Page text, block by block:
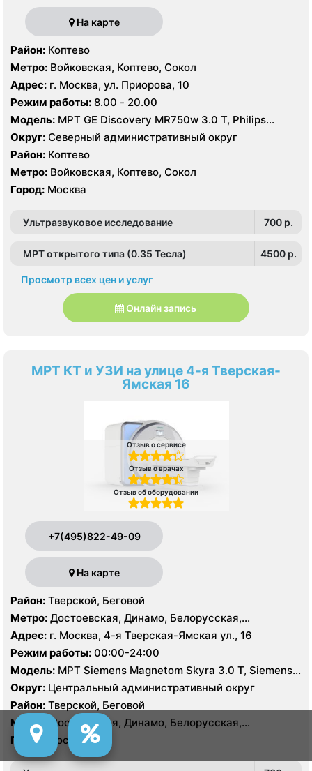
На карте
Район: Коптево
Метро: Войковская, Коптево, Сокол
Адрес: г. Москва, ул. Приорова, 10
Режим работы: 8.00 - 20.00
Модель: МРТ GE Discovery MR750w 3.0 T, Philips
Ingenia 1.5 Т, GE Signa Ovation HDx 0.35T, КТ Philips
Ingenuity Elite 128 срезов, GE LightSpeed 64 среза,
Siemens SOMATOM Emotion 16 срезов
Округ: Северный административный округ
Район: Коптево
Метро: Войковская, Коптево, Сокол
Город: Москва
Ультразвуковое исследование 700 p.
МРТ открытого типа (0.35 Тесла) 4500 p.
Просмотр всех цен и услуг
Онлайн запись
МРТ КТ и УЗИ на улице 4-я Тверская-
Ямская 16
Отзыв о сервисе
Отзыв о врачах
Отзыв об оборудовании
+7(495)822-49-09
На карте
Район: Тверской, Беговой
Метро: Достоевская, Динамо, Белорусская,
Маяковская, Менделеевская, Новослободская,
Пушкинская, Савеловская, Тверская, Трубная,
Чеховская
Адрес: г. Москва, 4-я Тверская-Ямская ул., 16
Режим работы: 00:00-24:00
Модель: МРТ Siemens Magnetom Skyra 3.0 Т, Siemens
Magnetom Aera 1.5 Т, GE Brivo MR 355 1.5 Т, КТ GE
Revolution CT ES 256 срезов, Siemens Somatom
Definition AS 128 срезов, УЗИ PHILIPS EPIQ 7, GE Logiq
9, Hitachi-Aloka Prosound Alpha7, GE LOGIQ S7
Округ: Центральный административный округ
Район: Тверской, Беговой
Метро:
Достоевская, Динамо, Белорусская,
Маяковская, Менделеевская, Новослободская,
Пушкинская, Савеловская, Тверская, Трубная,
Чеховская
Город: Москва